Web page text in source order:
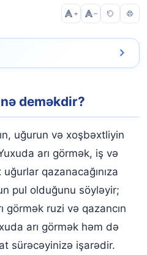
+ –
edildiyini görmək
deməkdir?
uğurun və xoşbəxtliyin
arı görmək, iş və
qazanacağınıza
pul olduğunu söyləyir;
görmək ruzi və qazancın
arı görmək həm də
sürəcəyinizə işarədir.